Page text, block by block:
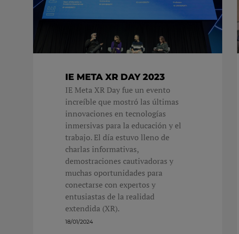
IE META XR DAY 2023
IE Meta XR Day fue un evento
increíble que mostró las últimas
innovaciones en tecnologías
inmersivas para la educación y el
trabajo. El día estuvo lleno de
charlas informativas,
demostraciones cautivadoras y
muchas oportunidades para
conectarse con expertos y
entusiastas de la realidad
extendida (XR).
18/01/2024